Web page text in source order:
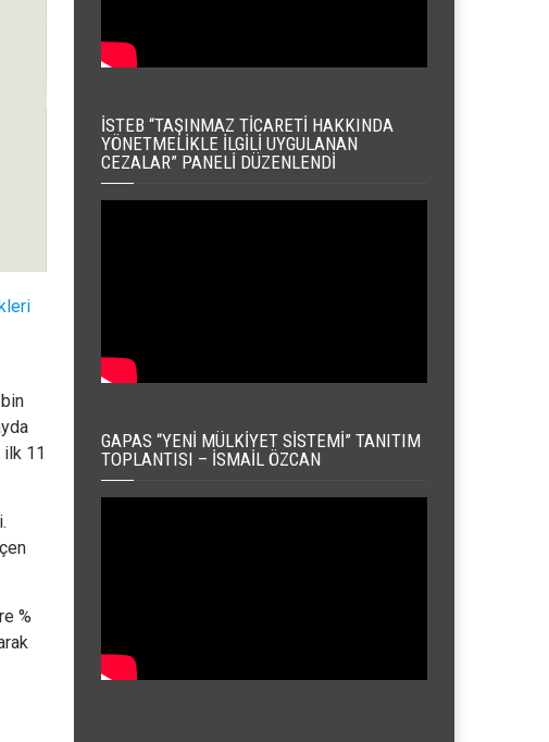
ilk 11
%
İSTEB “TAŞINMAZ TICARETI HAKKINDA
YÖNETMELIKLE İLGILI UYGULANAN
CEZALAR” PANELI DÜZENLENDI
GAPAS “YENI MÜLKIYET SISTEMI” TANITIM
TOPLANTISI – İSMAIL ÖZCAN